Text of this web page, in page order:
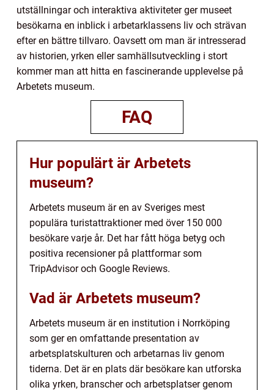
utställningar och interaktiva aktiviteter ger museet
besökarna en inblick i arbetarklassens liv och strävan
efter en bättre tillvaro. Oavsett om man är intresserad
av historien, yrken eller samhällsutveckling i stort
kommer man att hitta en fascinerande upplevelse på
Arbetets museum.
FAQ
Hur populärt är Arbetets
museum?
Arbetets museum är en av Sveriges mest
populära turistattraktioner med över 150 000
besökare varje år. Det har fått höga betyg och
positiva recensioner på plattformar som
TripAdvisor och Google Reviews.
Vad är Arbetets museum?
Arbetets museum är en institution i Norrköping
som ger en omfattande presentation av
arbetsplatskulturen och arbetarnas liv genom
tiderna. Det är en plats där besökare kan utforska
olika yrken, branscher och arbetsplatser genom